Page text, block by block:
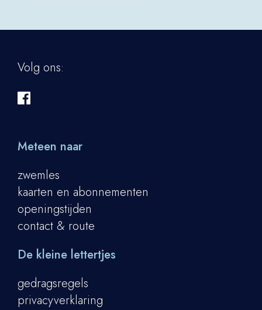
Volg ons:
Meteen naar
zwemles
kaarten en abonnementen
openingstijden
contact & route
De kleine lettertjes
gedragsregels
privacyverklaring